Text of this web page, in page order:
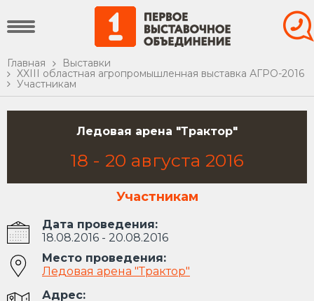
Главная
Выставки
XXIII областная агропромышленная выставка АГРО-2016
Участникам
Ледовая арена "Трактор"
18 - 20 августа 2016
Участникам
Дата проведения:
18.08.2016 - 20.08.2016
Место проведения:
Ледовая арена "Трактор"
Адрес: